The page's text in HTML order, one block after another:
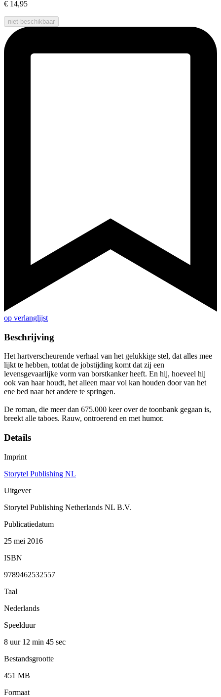
€ 14,95
niet beschikbaar
op verlanglijst
Beschrijving
Het hartverscheurende verhaal van het gelukkige stel, dat alles mee
lijkt te hebben, totdat de jobstijding komt dat zij een
levensgevaarlijke vorm van borstkanker heeft. En hij, hoeveel hij
ook van haar houdt, het alleen maar vol kan houden door van het
ene bed naar het andere te springen.
De roman, die meer dan 675.000 keer over de toonbank gegaan is,
breekt alle taboes. Rauw, ontroerend en met humor.
Details
Imprint
Storytel Publishing NL
Uitgever
Storytel Publishing Netherlands NL B.V.
Publicatiedatum
25 mei 2016
ISBN
9789462532557
Taal
Nederlands
Speelduur
8 uur 12 min 45 sec
Bestandsgrootte
451 MB
Formaat